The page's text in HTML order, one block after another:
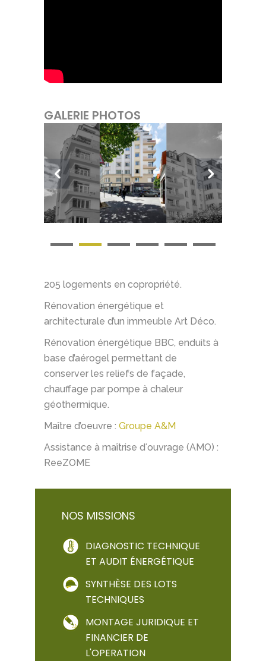
GALERIE PHOTOS
1 2 3 4 5 6
205 logements en copropriété.
Rénovation énergétique et
architecturale d’un immeuble Art Déco.
Rénovation énergétique BBC, enduits à
base d’aérogel permettant de
conserver les reliefs de façade,
chauffage par pompe à chaleur
géothermique.
Maître d’oeuvre : Groupe A&M
Assistance à maîtrise dʻouvrage (AMO) :
ReeZOME
NOS MISSIONS
DIAGNOSTIC TECHNIQUE
ET AUDIT ÉNERGÉTIQUE
SYNTHÈSE DES LOTS
TECHNIQUES
MONTAGE JURIDIQUE ET
FINANCIER DE
L'OPERATION